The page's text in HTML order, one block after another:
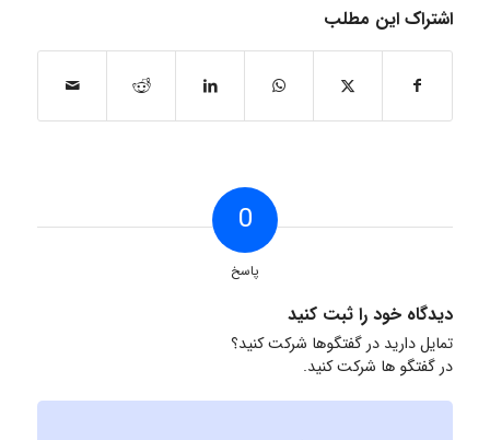
اشتراک این مطلب
0
پاسخ
دیدگاه خود را ثبت کنید
تمایل دارید در گفتگوها شرکت کنید؟
در گفتگو ها شرکت کنید.